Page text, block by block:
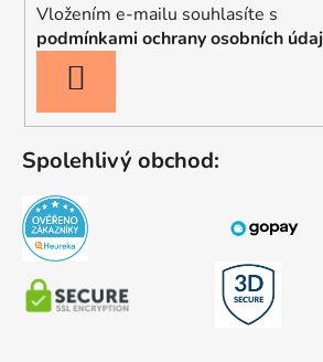
Vložením e-mailu souhlasíte s
podmínkami ochrany osobních
SE
Spolehlivý obchod: